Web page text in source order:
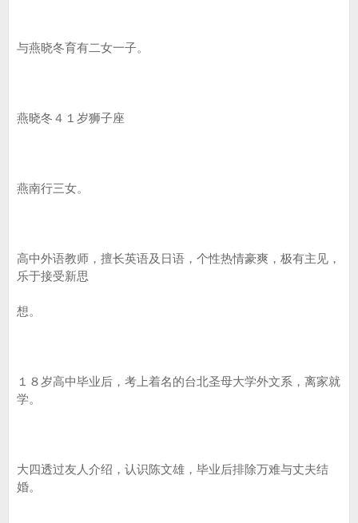
与燕晓冬育有二女一子。
燕晓冬４１岁狮子座
燕南行三女。
高中外语教师，擅长英语及日语，个性热情豪爽，极有主见，
乐于接受新思
想。
１８岁高中毕业后，考上着名的台北圣母大学外文系，离家就
学。
大四透过友人介绍，认识陈文雄，毕业后排除万难与丈夫结
婚。